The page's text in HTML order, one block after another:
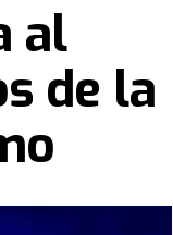
al
de la